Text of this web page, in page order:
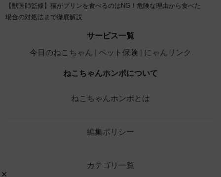
【獣医師監修】猫がプリンを食べるのはNG！危険な理由から食べた
場合の対処法まで徹底解説
サービス一覧
今日のねこちゃん
ペット保険 にゃんリンク
ねこちゃんホンポについて
ねこちゃんホンポとは
編集ポリシー
カテゴリ一覧